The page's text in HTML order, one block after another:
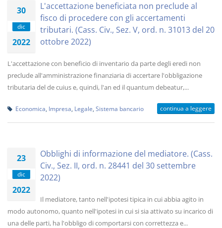
30
dic
2022
L'accettazione beneficiata non preclude al
fisco di procedere con gli accertamenti
tributari. (Cass. Civ., Sez. V, ord. n. 31013 del 20
ottobre 2022)
L'accettazione con beneficio di inventario da parte degli eredi non
preclude all'amministrazione finanziaria di accertare l'obbligazione
tributaria del de cuius e, quindi, l'an ed il quantum debeatur,...
Economica Impresa Legale Sistema bancario continua a leggere
23
dic
2022
Obblighi di informazione del mediatore. (Cass.
Civ., Sez. II, ord. n. 28441 del 30 settembre
2022)
Il mediatore, tanto nell'ipotesi tipica in cui abbia agito in
modo autonomo, quanto nell'ipotesi in cui si sia attivato su incarico di
una delle parti, ha l'obbligo di comportarsi con correttezza e...